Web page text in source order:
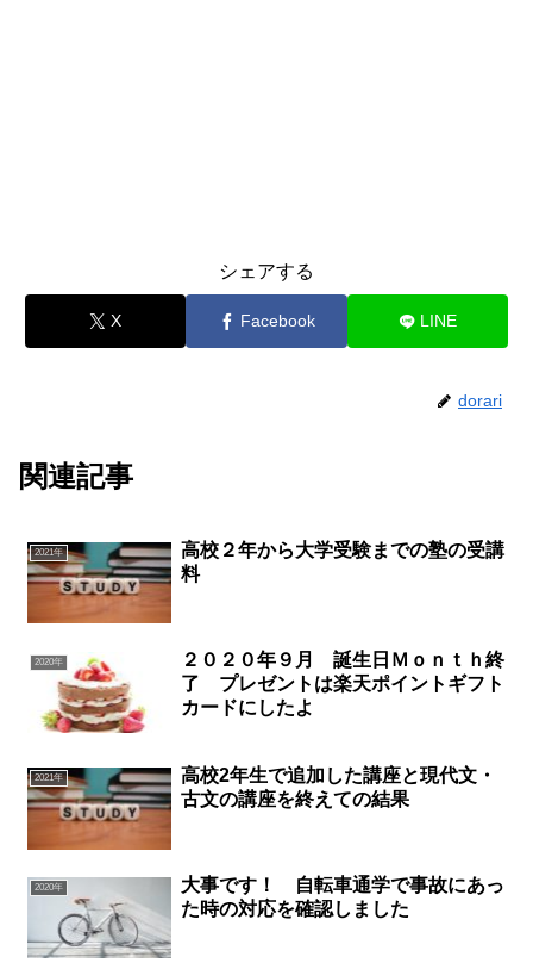
シェアする
X Facebook LINE
dorari
関連記事
2021年
高校２年から大学受験までの塾の受講
料
2020年
２０２０年９月 誕生日Ｍｏｎｔｈ終
了 プレゼントは楽天ポイントギフト
カードにしたよ
2021年
高校2年生で追加した講座と現代文・
古文の講座を終えての結果
2020年
大事です！ 自転車通学で事故にあっ
た時の対応を確認しました